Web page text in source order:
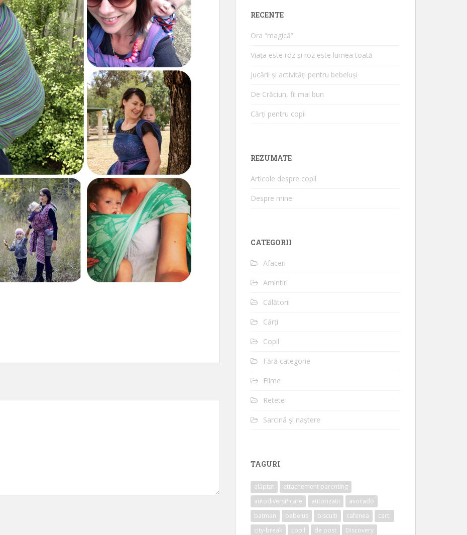
RECENTE
Ora “magică”
Viața este roz și roz este lumea toată
Jucării și activități pentru bebeluși
De Crăciun, fii mai bun
Cărți pentru copii
REZUMATE
Articole despre copil
Despre mine
CATEGORII
Afaceri
Amintiri
Călătorii
Cărți
Copil
Fără categorie
Filme
Retete
Sarcină și naștere
TAGURI
alăptat
attachement parenting
autodiversificare
autorizatii
avocado
batman
bebelus biscuiti cafenea
carti
city-break
copil de post
Discovery